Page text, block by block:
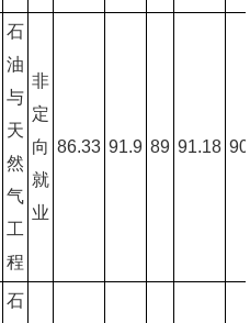
石
油
与
天
然
气
工
程
非
定
向
就
业
86.33 91.9 89 91.18
石